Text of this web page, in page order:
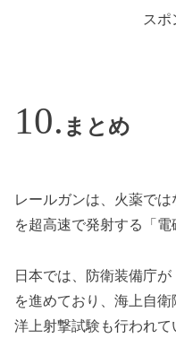
スポ
まとめ
レールガンは、火薬で
を超高速で発射する「電
日本では、防衛装備庁
を進めており、海上自
洋上射撃試験も行われて